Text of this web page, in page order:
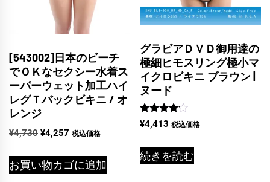
[543002]日本のビーチ
でＯＫなセクシー水着ス
ーパーウェット加工ハイ
レグＴバックビキニ / オ
レンジ
¥4,730 元
価
格
¥4,257 現
の
価
税込価格
お買い物カゴに追加
グラビアＤＶＤ御用達の
極細ヒモスリング極小マ
イクロビキニ ブラウン |
ヌード
5段階中
4.00
¥4,413 税込価格
続きを読む